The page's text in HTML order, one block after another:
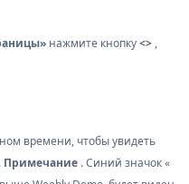
нажмите кнопку<>,
времени, чтобы увидеть
Примечание . Синий значок «